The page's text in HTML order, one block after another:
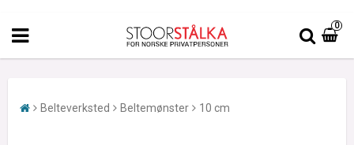
0
Belteverksted Beltemønster 10 cm